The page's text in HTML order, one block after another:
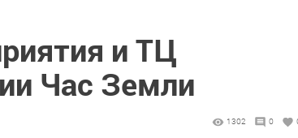
и ТЦ
Час Земли
1302 0